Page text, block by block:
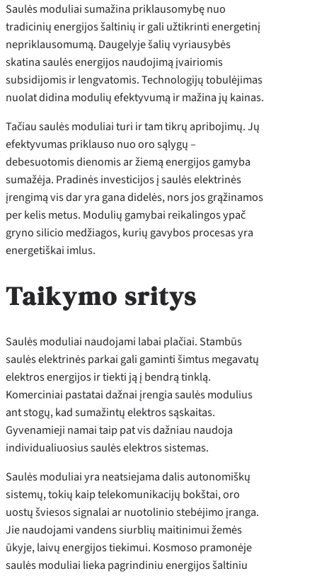
Saulės moduliai sumažina priklausomybę nuo
tradicinių energijos šaltinių ir gali užtikrinti energetinį
nepriklausomumą. Daugelyje šalių vyriausybės
skatina saulės energijos naudojimą įvairiomis
subsidijomis ir lengvatomis. Technologijų tobulėjimas
nuolat didina modulių efektyvumą ir mažina jų kainas.
Tačiau saulės moduliai turi ir tam tikrų apribojimų. Jų
efektyvumas priklauso nuo oro sąlygų –
debesuotomis dienomis ar žiemą energijos gamyba
sumažėja. Pradinės investicijos į saulės elektrinės
įrengimą vis dar yra gana didelės, nors jos grąžinamos
per kelis metus. Modulių gamybai reikalingos ypač
gryno silicio medžiagos, kurių gavybos procesas yra
energetiškai imlus.
Taikymo sritys
Saulės moduliai naudojami labai plačiai. Stambūs
saulės elektrinės parkai gali gaminti šimtus megavatų
elektros energijos ir tiekti ją į bendrą tinklą.
Komerciniai pastatai dažnai įrengia saulės modulius
ant stogų, kad sumažintų elektros sąskaitas.
Gyvenamieji namai taip pat vis dažniau naudoja
individualiuosius saulės elektros sistemas.
Saulės moduliai yra neatsiejama dalis autonomiškų
sistemų, tokių kaip telekomunikacijų bokštai, oro
uostų šviesos signalai ar nuotolinio stebėjimo įranga.
Jie naudojami vandens siurblių maitinimui žemės
ūkyje, laivų energijos tiekimui. Kosmoso pramonėje
saulės moduliai lieka pagrindiniu energijos šaltiniu